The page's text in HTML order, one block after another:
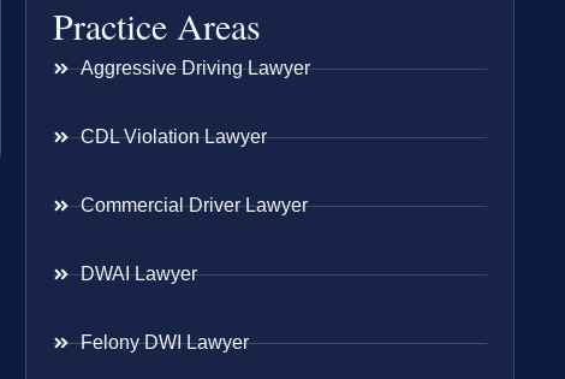
Practice Areas
Aggressive Driving Lawyer
CDL Violation Lawyer
Commercial Driver Lawyer
DWAI Lawyer
Felony DWI Lawyer